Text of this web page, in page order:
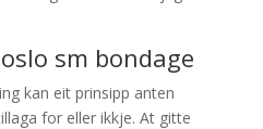
sm bondage
kan eit prinsipp anten
for eller ikkje. At gitte